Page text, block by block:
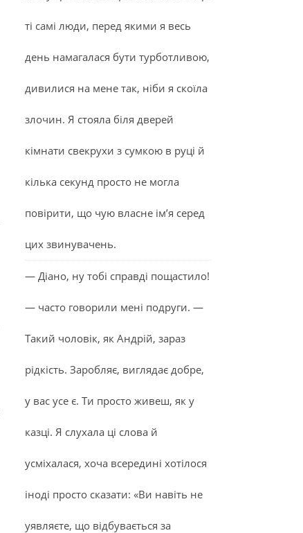
ті самі люди, перед якими я весь
день намагалася бути турботливою,
дивилися на мене так, ніби я скоїла
злочин. Я стояла біля дверей
кімнати свекрухи з сумкою в руці й
кілька секунд просто не могла
повірити, що чую власне ім’я серед
цих звинувачень.
— Діано, ну тобі справді пощастило!
— часто говорили мені подруги. —
Такий чоловік, як Андрій, зараз
рідкість. Заробляє, виглядає добре,
у вас усе є. Ти просто живеш, як у
казці. Я слухала ці слова й
усміхалася, хоча всередині хотілося
іноді просто сказати: «Ви навіть не
уявляєте, що відбувається за